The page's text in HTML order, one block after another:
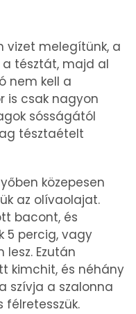
vizet melegítünk, a
tésztát, majd al
nem kell a
is csak nagyon
sósságától
tésztaételt
közepesen
az olívaolajat.
bacont, és
5 percig, vagy
Ezután
kimchit, és néhány
szívja a szalonna
félretesszük.